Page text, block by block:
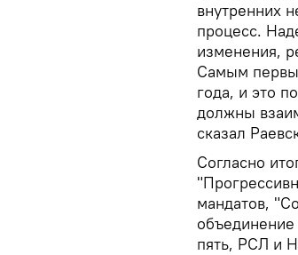
внутренних
процесс.
изменения,
Самым
года, и это
должны
сказал
Согласно
мандатов,
пять, РСЛ и